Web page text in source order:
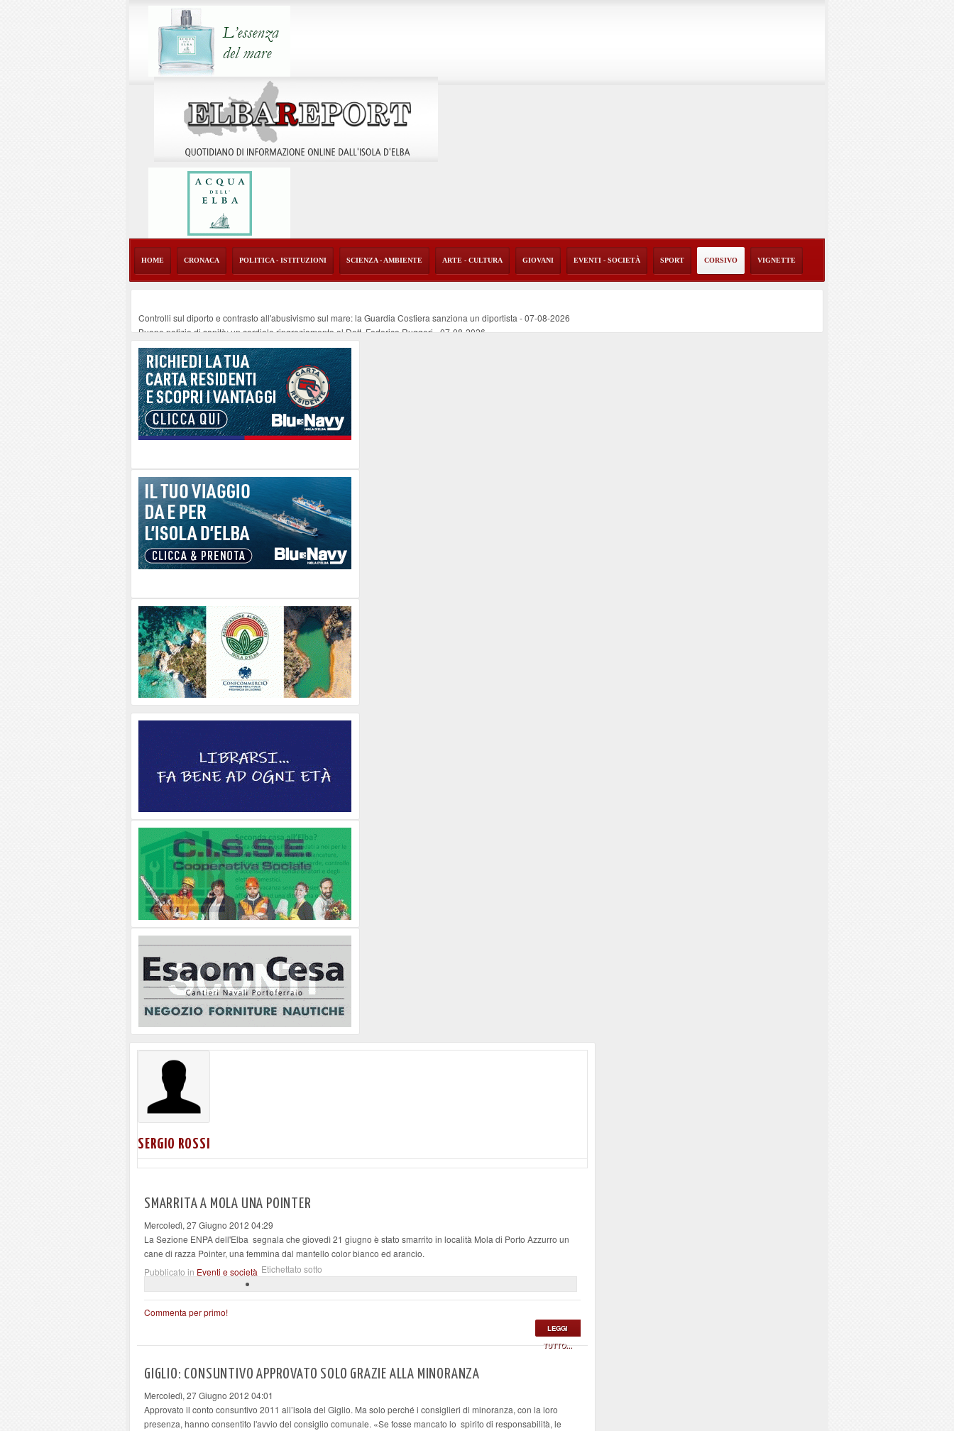
HOME CRONACA POLITICA - ISTITUZIONI SCIENZA - AMBIENTE ARTE - CULTURA GIOVANI EVENTI - SOCIETÀ SPORT CORSIVO VIGNETTE
Controlli sul diporto e contrasto all'abusivismo sul mare: la Guardia Costiera sanziona un diportista -07-08-2026
Buone notizie di sanità: un cordiale ringraziamento al Dott. Federico Ruggeri-07-08-2026
Altiero Spinelli e Ursula Hirschmann all'Elba: riaffiora una testimonianza del 1966
Capoliveri, potenziata la pulizia dei bordi stradali-07-08-2026
Marina di Campo tra i porti interessati dal nuovo piano dell'Autorità portuale regionale
SERGIO ROSSI
SMARRITA A MOLA UNA POINTER
Mercoledì, 27 Giugno 2012 04:29
La Sezione ENPA dell'Elba segnala che giovedì 21 giugno è stato smarrito in località Mola di Porto Azzurro un
cane di razza Pointer, una femmina dal mantello color bianco ed arancio.
Pubblicato in Eventi e società Etichettato sotto
Commenta per primo!
LEGGI
TUTTO...
GIGLIO: CONSUNTIVO APPROVATO SOLO GRAZIE ALLA MINORANZA
Mercoledì, 27 Giugno 2012 04:01
Approvato il conto consuntivo 2011 all’isola del Giglio. Ma solo perché i consiglieri di minoranza, con la loro
presenza, hanno consentito l'avvio del consiglio comunale. «Se fosse mancato lo spirito di responsabilità, le